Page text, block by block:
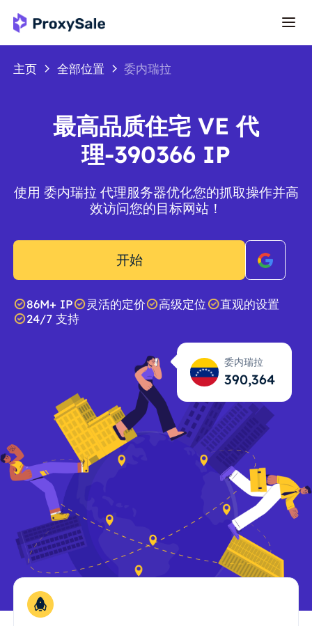
主页 全部位置 委内瑞拉
最高品质住宅 VE 代
理-390366 IP
使用 委内瑞拉 代理服务器优化您的抓取操作并高
效访问您的目标网站！
开始
86M+ IP 灵活的定价 高级定位
直观的设置
24/7 支持
委内瑞拉
390,366